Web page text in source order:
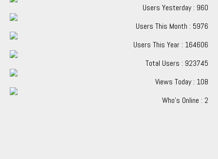
Users Yesterday : 960
Users This Month : 5976
Users This Year : 164606
Total Users : 923745
Views Today : 108
Who's Online : 2